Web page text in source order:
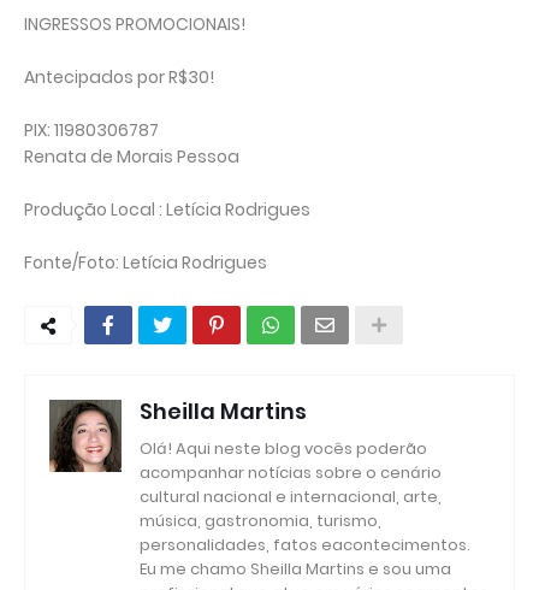
INGRESSOS PROMOCIONAIS!
Antecipados por R$30!
PIX: 11980306787
Renata de Morais Pessoa
Produção Local : Letícia Rodrigues
Fonte/Foto: Letícia Rodrigues
Sheilla Martins
Olá! Aqui neste blog vocês poderão
acompanhar notícias sobre o cenário
cultural nacional e internacional, arte,
música, gastronomia, turismo,
personalidades, fatos eacontecimentos.
Eu me chamo Sheilla Martins e sou uma